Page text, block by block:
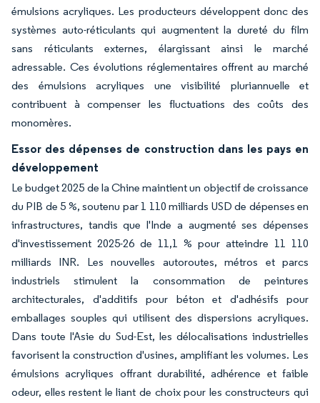
émulsions acryliques. Les producteurs développent donc des
systèmes auto-réticulants qui augmentent la dureté du film
sans réticulants externes, élargissant ainsi le marché
adressable. Ces évolutions réglementaires offrent au marché
des émulsions acryliques une visibilité pluriannuelle et
contribuent à compenser les fluctuations des coûts des
monomères.
Essor des dépenses de construction dans les pays en
développement
Le budget 2025 de la Chine maintient un objectif de croissance
du PIB de 5 %, soutenu par 1 110 milliards USD de dépenses en
infrastructures, tandis que l'Inde a augmenté ses dépenses
d'investissement 2025-26 de 11,1 % pour atteindre 11 110
milliards INR. Les nouvelles autoroutes, métros et parcs
industriels stimulent la consommation de peintures
architecturales, d'additifs pour béton et d'adhésifs pour
emballages souples qui utilisent des dispersions acryliques.
Dans toute l'Asie du Sud-Est, les délocalisations industrielles
favorisent la construction d'usines, amplifiant les volumes. Les
émulsions acryliques offrant durabilité, adhérence et faible
odeur, elles restent le liant de choix pour les constructeurs qui